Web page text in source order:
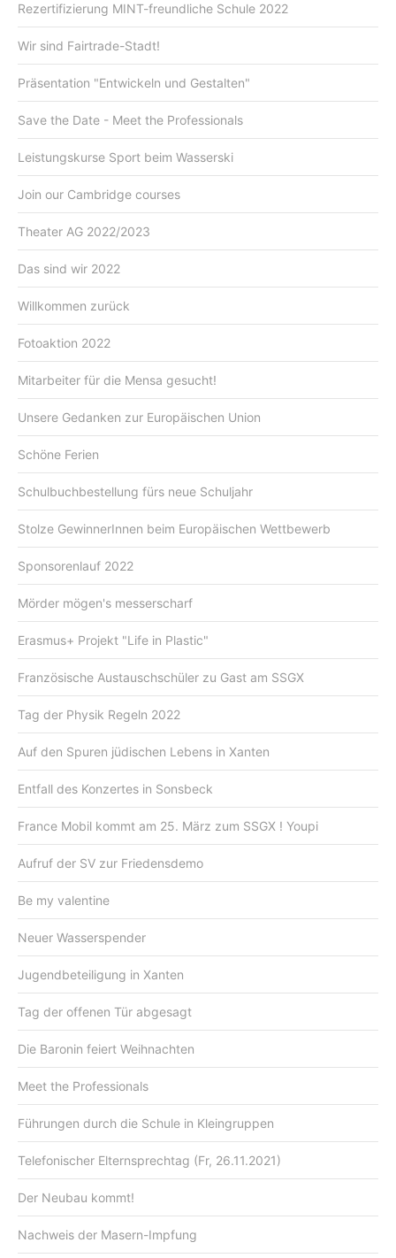
Rezertifizierung MINT-freundliche Schule 2022
Wir sind Fairtrade-Stadt!
Präsentation "Entwickeln und Gestalten"
Save the Date - Meet the Professionals
Leistungskurse Sport beim Wasserski
Join our Cambridge courses
Theater AG 2022/2023
Das sind wir 2022
Willkommen zurück
Fotoaktion 2022
Mitarbeiter für die Mensa gesucht!
Unsere Gedanken zur Europäischen Union
Schöne Ferien
Schulbuchbestellung fürs neue Schuljahr
Stolze GewinnerInnen beim Europäischen Wettbewerb
Sponsorenlauf 2022
Mörder mögen's messerscharf
Erasmus+ Projekt "Life in Plastic"
Französische Austauschschüler zu Gast am SSGX
Tag der Physik Regeln 2022
Auf den Spuren jüdischen Lebens in Xanten
Entfall des Konzertes in Sonsbeck
France Mobil kommt am 25. März zum SSGX ! Youpi
Aufruf der SV zur Friedensdemo
Be my valentine
Neuer Wasserspender
Jugendbeteiligung in Xanten
Tag der offenen Tür abgesagt
Die Baronin feiert Weihnachten
Meet the Professionals
Führungen durch die Schule in Kleingruppen
Telefonischer Elternsprechtag (Fr, 26.11.2021)
Der Neubau kommt!
Nachweis der Masern-Impfung